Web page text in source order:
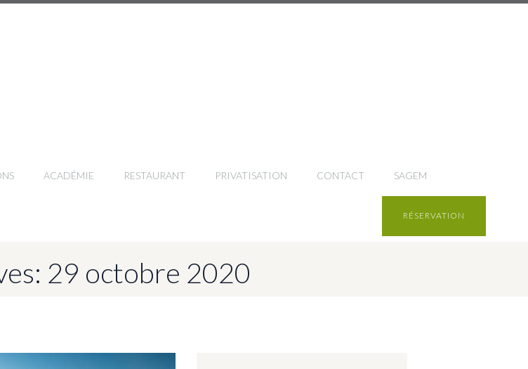
ACADÉMIE RESTAURANT PRIVATISATION CONTACT SAGEM
RÉSERVATION
29 octobre 2020